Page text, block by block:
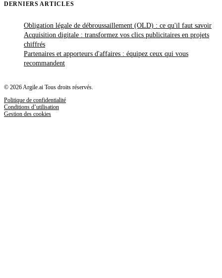
DERNIERS ARTICLES
Obligation légale de débroussaillement (OLD) : ce qu'il faut savoir
Acquisition digitale : transformez vos clics publicitaires en projets
chiffrés
Partenaires et apporteurs d'affaires : équipez ceux qui vous
recommandent
© 2026 Argile.ai Tous droits réservés.
Politique de confidentialité
Conditions d’utilisation
Gestion des cookies